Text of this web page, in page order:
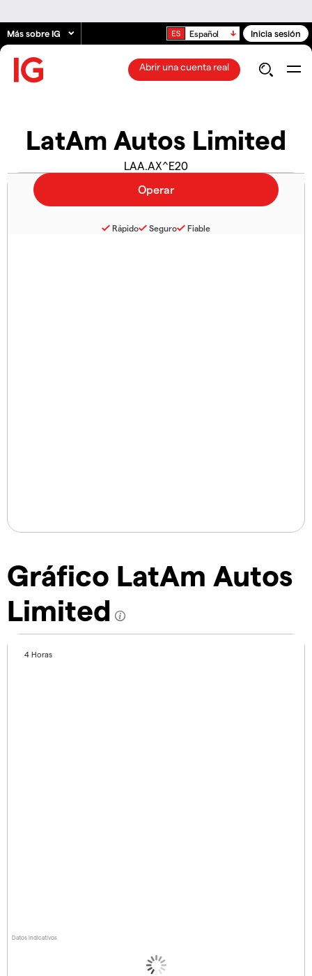
Más sobre IG Español Inicia sesión
Abrir una cuenta real
LatAm Autos Limited
LAA.AX^E20
Gráfico LatAm Autos
Limited
Datos indicativos
4 Horas
Rápido Seguro Fiable